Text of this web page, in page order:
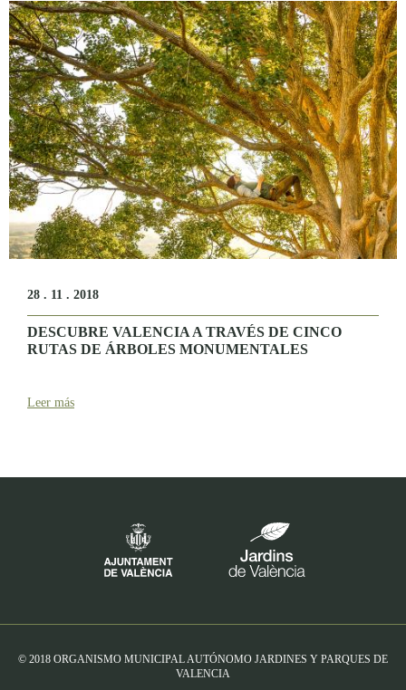
28 . 11 . 2018
DESCUBRE VALENCIA A TRAVÉS DE CINCO
RUTAS DE ÁRBOLES MONUMENTALES
Leer más
© 2018 ORGANISMO MUNICIPAL AUTÓNOMO JARDINES Y PARQUES DE
VALENCIA